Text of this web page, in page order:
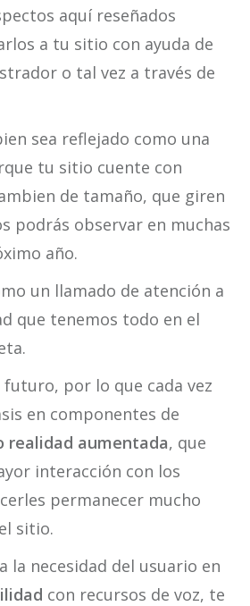
aquí reseñados
a tu sitio con ayuda de
o tal vez a través de
sea reflejado como una
tu sitio cuente con
de tamaño, que giren
podrás observar en muchas
año.
un llamado de atención a
que tenemos todo en el
por lo que cada vez
en componentes de
realidad aumentada, que
interacción con los
permanecer mucho
sitio.
la necesidad del usuario en
con recursos de voz, te